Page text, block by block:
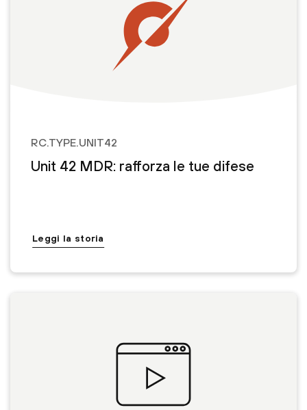
RC.TYPE.UNIT42
Unit 42 MDR: rafforza le tue difese
Leggi la storia